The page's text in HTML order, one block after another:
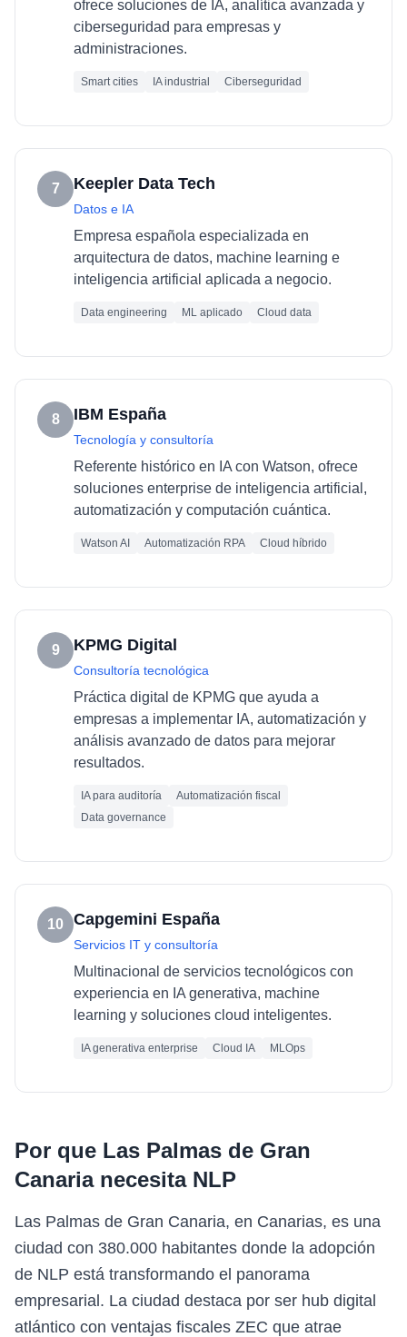
ofrece soluciones de IA, analítica avanzada y
ciberseguridad para empresas y
administraciones.
Smart cities IA industrial Ciberseguridad
7 Keepler Data Tech
Datos e IA
Empresa española especializada en
arquitectura de datos, machine learning e
inteligencia artificial aplicada a negocio.
Data engineering ML aplicado Cloud data
8 IBM España
Tecnología y consultoría
Referente histórico en IA con Watson, ofrece
soluciones enterprise de inteligencia artificial,
automatización y computación cuántica.
Watson AI Automatización RPA Cloud híbrido
9 KPMG Digital
Consultoría tecnológica
Práctica digital de KPMG que ayuda a
empresas a implementar IA, automatización y
análisis avanzado de datos para mejorar
resultados.
IA para auditoría
Automatización fiscal
Data governance
10 Capgemini España
Servicios IT y consultoría
Multinacional de servicios tecnológicos con
experiencia en IA generativa, machine
learning y soluciones cloud inteligentes.
IA generativa enterprise Cloud IA MLOps
Por que Las Palmas de Gran
Canarianecesita NLP
Las Palmas de Gran Canaria, en Canarias, es una
ciudad con 380.000 habitantes donde la adopción
de NLP está transformando el panorama
empresarial. La ciudad destaca por ser hub digital
atlántico con ventajas fiscales ZEC que atrae